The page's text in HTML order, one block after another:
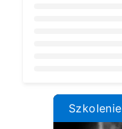
Szkolenie